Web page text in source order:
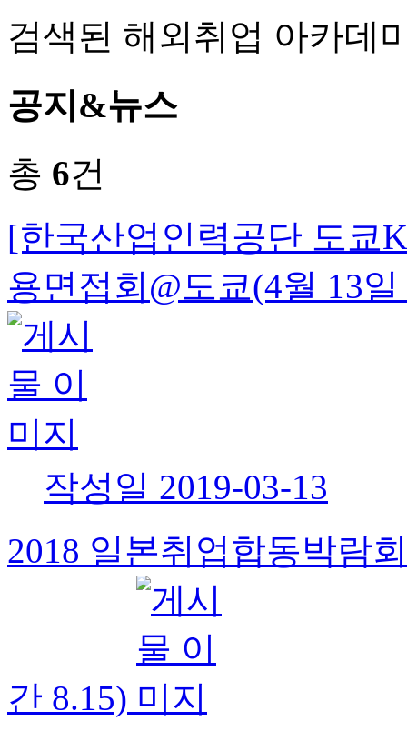
검색된 해외취업 아카데
공지&뉴스
총 6건
[한국산업인력공단 도쿄
용면접회@도쿄(4월 13
작성일 2019-03-13
2018 일본취업합동박람
간 8.15)